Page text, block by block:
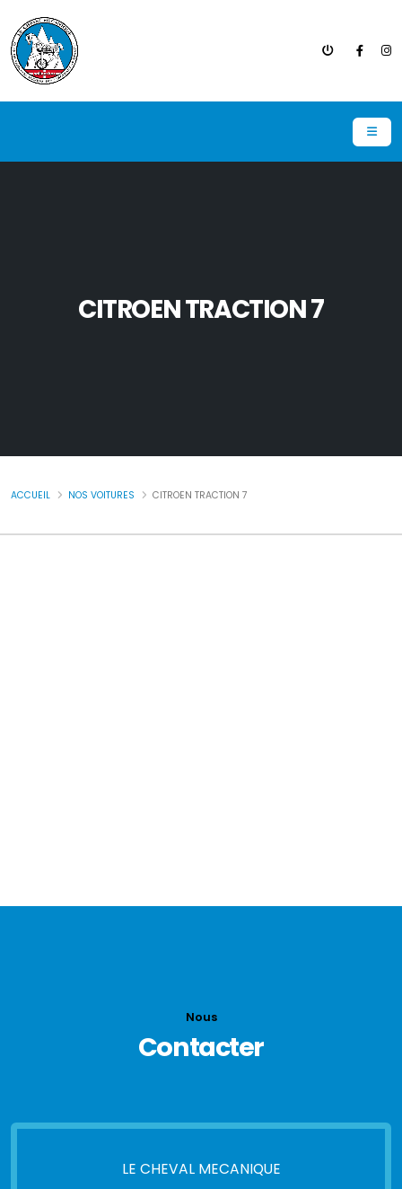
CITROEN TRACTION 7
ACCUEIL NOS VOITURES CITROEN TRACTION 7
Nous
Contacter
LE CHEVAL MECANIQUE